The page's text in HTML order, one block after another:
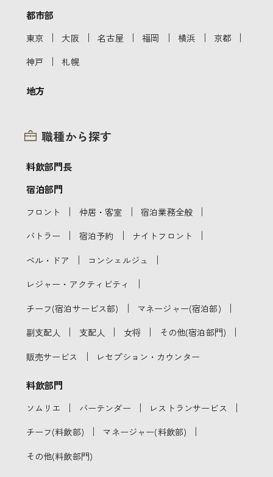
都市部
東京 ｜ 大阪 ｜ 名古屋 ｜ 福岡 ｜ 横浜 ｜ 京都 ｜
神戸 ｜ 札幌
地方
職種から探す
料飲部門長
宿泊部門
フロント ｜ 仲居・客室 ｜ 宿泊業務全般 ｜
バトラー ｜ 宿泊予約 ｜ ナイトフロント ｜
ベル・ドア ｜ コンシェルジュ ｜
レジャー・アクティビティ ｜
チーフ(宿泊サービス部) ｜ マネージャー(宿泊部) ｜
副支配人 ｜ 支配人 ｜ 女将 ｜ その他(宿泊部門) ｜
販売サービス ｜ レセプション・カウンター
料飲部門
ソムリエ ｜ バーテンダー ｜ レストランサービス ｜
チーフ(料飲部) ｜ マネージャー(料飲部) ｜
その他(料飲部門)